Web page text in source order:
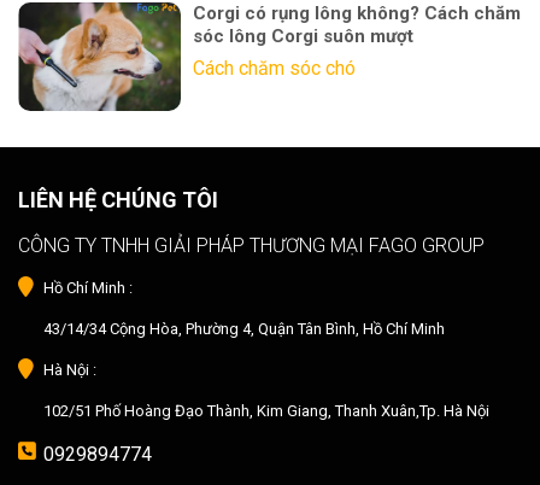
Corgi có rụng lông không? Cách chăm
sóc lông Corgi suôn mượt
Cách chăm sóc chó
LIÊN HỆ CHÚNG TÔI
CÔNG TY TNHH GIẢI PHÁP THƯƠNG MẠI FAGO GROUP
Hồ Chí Minh :
43/14/34 Cộng Hòa, Phường 4, Quận Tân Bình, Hồ Chí Minh
Hà Nội :
102/51 Phố Hoàng Đạo Thành, Kim Giang, Thanh Xuân,Tp. Hà Nội
0929894774